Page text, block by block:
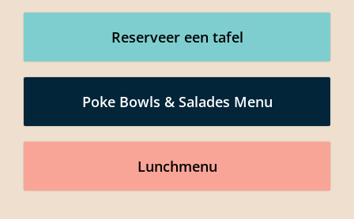
Reserveer een tafel
Poke Bowls & Salades Menu
Lunchmenu